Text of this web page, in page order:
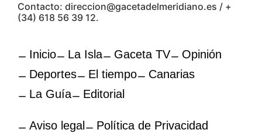
Contacto: direccion@gacetadelmeridiano.es / +
(34) 618 56 39 12.
Inicio La Isla Gaceta TV
Opinión
Deportes
El tiempo
Canarias
La Guía
Editorial
Aviso legal
Política de Privacidad